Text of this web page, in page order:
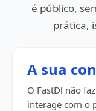
é público,
prática,
A sua
O FastDl não
interage com o